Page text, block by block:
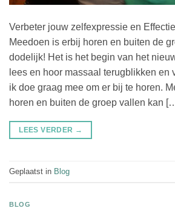
Verbeter jouw zelfexpressie en
Meedoen is erbij horen en buiten de
dodelijk! Het is het begin van het
lees en hoor massaal terugblikken en
ik doe graag mee om er bij te horen.
horen en buiten de groep vallen kan
LEES VERDER →
Geplaatst in Blog
BLOG